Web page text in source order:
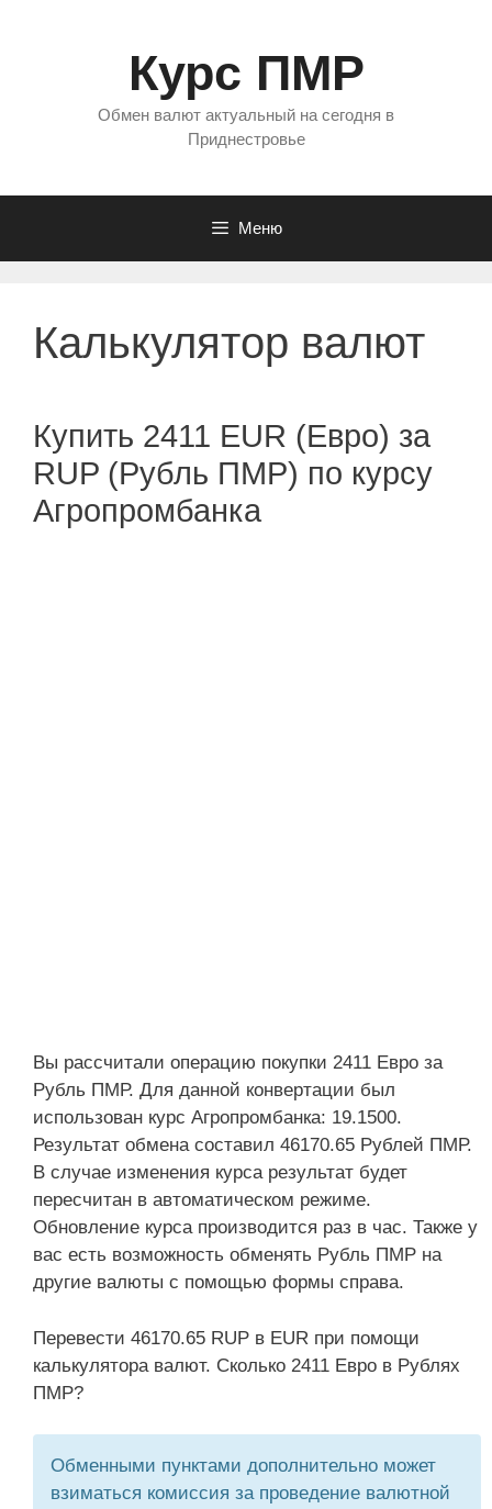
Курс ПМР
Обмен валют актуальный на сегодня в
Приднестровье
Меню
Калькулятор валют
Купить 2411 EUR (Евро) за
RUP (Рубль ПМР) по курсу
Агропромбанка
Вы рассчитали операцию покупки 2411 Евро за
Рубль ПМР. Для данной конвертации был
использован курс Агропромбанка: 19.1500.
Результат обмена составил 46170.65 Рублей ПМР.
В случае изменения курса результат будет
пересчитан в автоматическом режиме.
Обновление курса производится раз в час. Также у
вас есть возможность обменять Рубль ПМР на
другие валюты с помощью формы справа.
Перевести 46170.65 RUP в EUR при помощи
калькулятора валют. Сколько 2411 Евро в Рублях
ПМР?
Обменными пунктами дополнительно может
взиматься комиссия за проведение валютной